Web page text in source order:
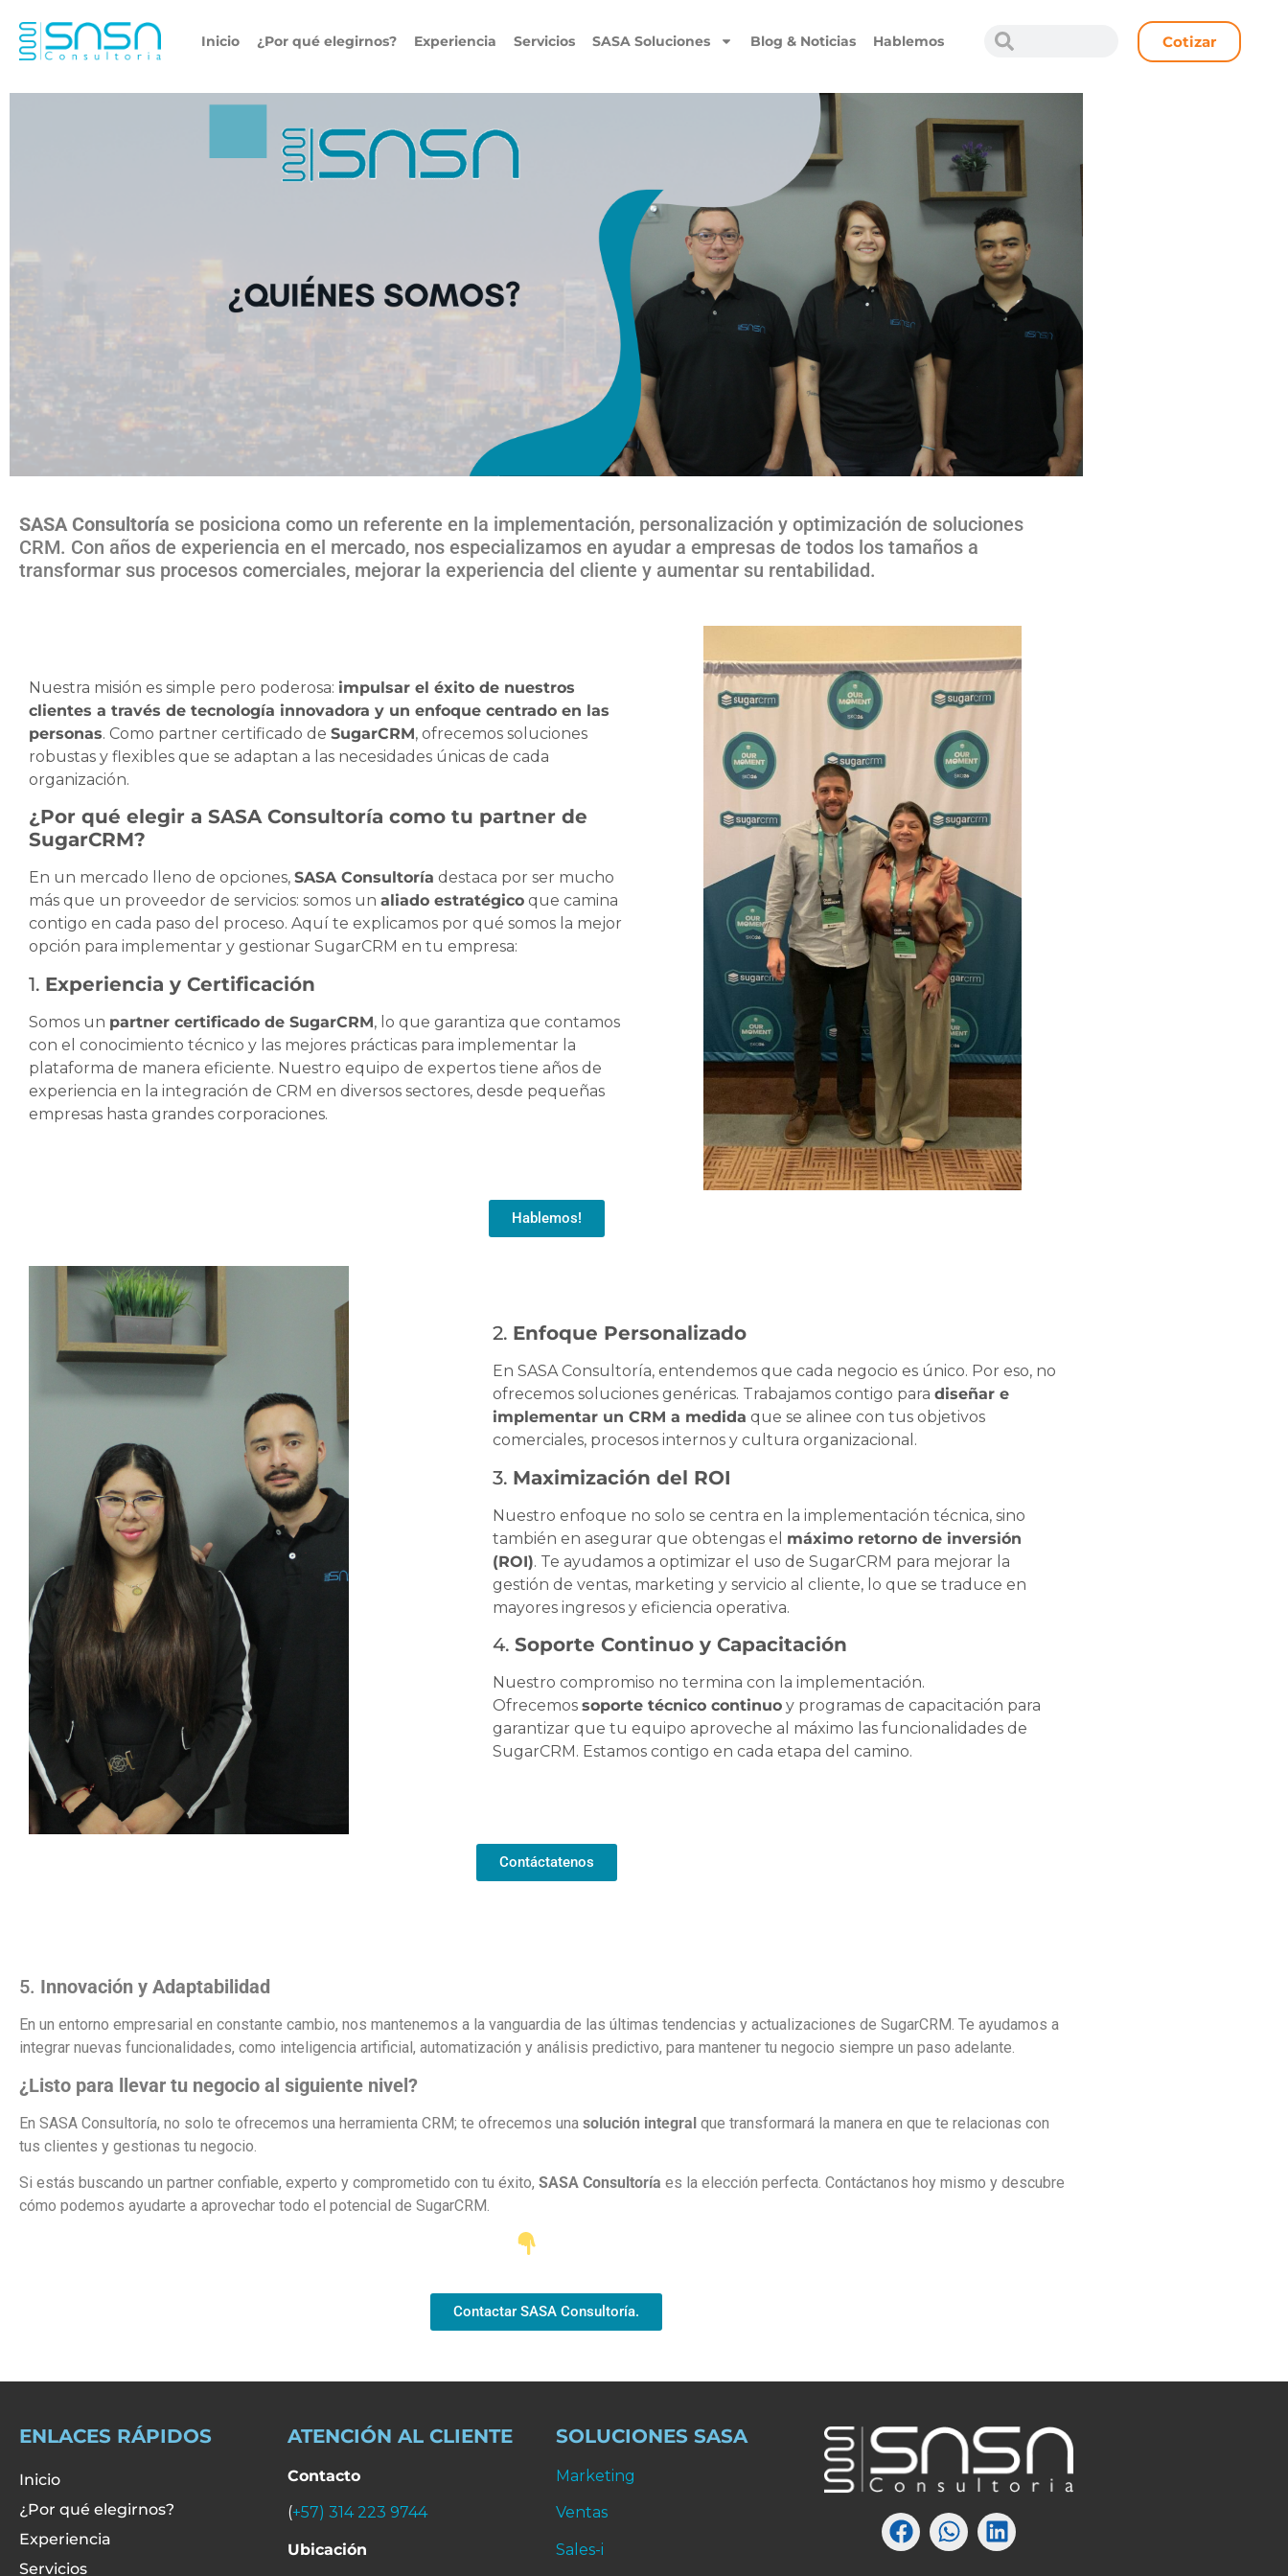
Inicio ¿Por qué elegirnos? Experiencia Servicios SASA Soluciones Blog & Noticias Hablemos Cotizar
SASA Consultoría se posiciona como un referente en la implementación, personalización y optimización de soluciones
CRM. Con años de experiencia en el mercado, nos especializamos en ayudar a empresas de todos los tamaños a
transformar sus procesos comerciales, mejorar la experiencia del cliente y aumentar su rentabilidad.
Nuestra misión es simple pero poderosa: impulsar el éxito de nuestros
clientes a través de tecnología innovadora y un enfoque centrado en las
personas. Como partner certificado de SugarCRM, ofrecemos soluciones
robustas y flexibles que se adaptan a las necesidades únicas de cada
organización.
¿Por qué elegir a SASA Consultoría como tu partner de
SugarCRM?
En un mercado lleno de opciones, SASA Consultoría destaca por ser mucho
más que un proveedor de servicios: somos un aliado estratégico que camina
contigo en cada paso del proceso. Aquí te explicamos por qué somos la mejor
opción para implementar y gestionar SugarCRM en tu empresa:
1. Experiencia y Certificación
Somos un partner certificado de SugarCRM, lo que garantiza que contamos
con el conocimiento técnico y las mejores prácticas para implementar la
plataforma de manera eficiente. Nuestro equipo de expertos tiene años de
experiencia en la integración de CRM en diversos sectores, desde pequeñas
empresas hasta grandes corporaciones.
Hablemos!
2. Enfoque Personalizado
En SASA Consultoría, entendemos que cada negocio es único. Por eso, no
ofrecemos soluciones genéricas. Trabajamos contigo para diseñar e
implementar un CRM a medida que se alinee con tus objetivos
comerciales, procesos internos y cultura organizacional.
3. Maximización del ROI
Nuestro enfoque no solo se centra en la implementación técnica, sino
también en asegurar que obtengas el máximo retorno de inversión
(ROI). Te ayudamos a optimizar el uso de SugarCRM para mejorar la
gestión de ventas, marketing y servicio al cliente, lo que se traduce en
mayores ingresos y eficiencia operativa.
4. Soporte Continuo y Capacitación
Nuestro compromiso no termina con la implementación.
Ofrecemos soporte técnico continuo y programas de capacitación para
garantizar que tu equipo aproveche al máximo las funcionalidades de
SugarCRM. Estamos contigo en cada etapa del camino.
Contáctatenos
5. Innovación y Adaptabilidad
En un entorno empresarial en constante cambio, nos mantenemos a la vanguardia de las últimas tendencias y actualizaciones de SugarCRM. Te ayudamos a
integrar nuevas funcionalidades, como inteligencia artificial, automatización y análisis predictivo, para mantener tu negocio siempre un paso adelante.
¿Listo para llevar tu negocio al siguiente nivel?
En SASA Consultoría, no solo te ofrecemos una herramienta CRM; te ofrecemos una solución integral que transformará la manera en que te relacionas con
tus clientes y gestionas tu negocio.
Si estás buscando un partner confiable, experto y comprometido con tu éxito, SASA Consultoría es la elección perfecta. Contáctanos hoy mismo y descubre
cómo podemos ayudarte a aprovechar todo el potencial de SugarCRM.
Contactar SASA Consultoría.
ENLACES RÁPIDOS
Inicio
¿Por qué elegirnos?
Experiencia
Servicios
ATENCIÓN AL CLIENTE
Contacto
(+57) 314 223 9744
Ubicación
SOLUCIONES SASA
Marketing
Ventas
Sales-i